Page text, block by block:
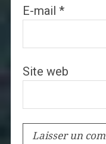
E-mail *
Site web